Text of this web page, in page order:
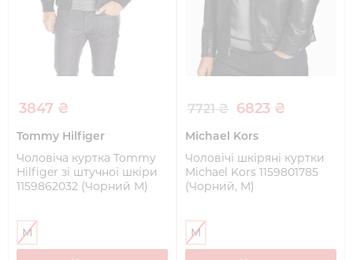
3847 ₴
Tommy Hilfiger
Чоловіча куртка Tommy
Hilfiger зі штучної шкіри
1159862032 (Чорний M)
M
7721 ₴ 6823 ₴
Michael Kors
Чоловічі шкіряні куртки
Michael Kors 1159801785
(Чорний, M)
M